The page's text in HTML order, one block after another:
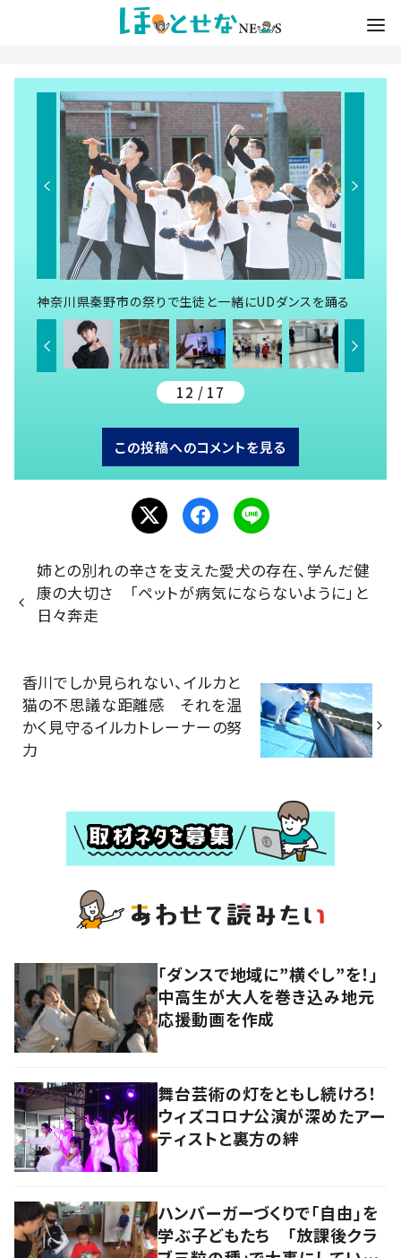
神奈川県秦野市の祭りで生徒と一緒にUDダンスを踊る
12 / 17
この投稿へのコメントを見る
姉との別れの辛さを支えた愛犬の存在、学んだ健
康の大切さ 「ペットが病気にならないように」と
日々奔走
香川でしか見られない、イルカと
猫の不思議な距離感 それを温
かく見守るイルカトレーナーの努
力
「ダンスで地域に”横ぐし”を！」
中高生が大人を巻き込み地元
応援動画を作成
舞台芸術の灯をともし続けろ！
ウィズコロナ公演が深めたアー
ティストと裏方の絆
ハンバーガーづくりで「自由」を
学ぶ子どもたち 「放課後クラ